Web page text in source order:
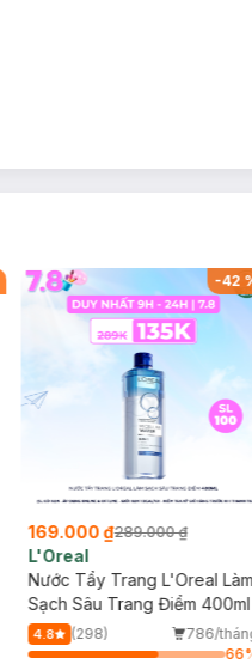
-42
169.000 ₫289.000 ₫
L'Oreal
Nước Tẩy Trang L'Oreal
Sạch Sâu Trang Điểm 400ml
4.8 (298)
786/
66